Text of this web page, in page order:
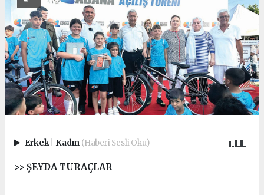
Erkek Kadın (Haberi Sesli Oku)
>> ŞEYDA TURAÇLAR